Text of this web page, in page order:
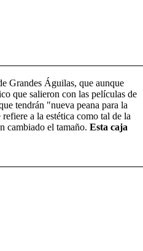
Grandes Águilas, que aunque
que salieron con las películas de
tendrán "nueva peana para la
a la estética como tal de la
cambiado el tamaño. Esta caja